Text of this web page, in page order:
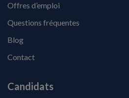
Offres d’emploi
Questions fréquentes
Blog
Contact
Candidats